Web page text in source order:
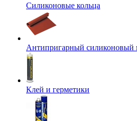
Силиконовые кольца
Антипригарный силиконовый
Клей и герметики